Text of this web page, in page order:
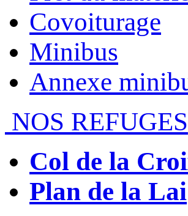
Covoiturage
Minibus
Annexe
NOS REFUGES
Col de la
Plan de la Lai